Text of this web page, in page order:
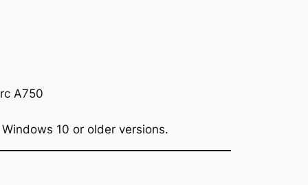
A750
10 or older versions.